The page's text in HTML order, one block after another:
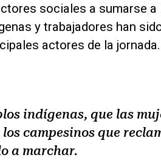
sociales a sumarse
y trabajadores han
actores de la jornada.
indígenas, que las
campesinos que
a marchar.